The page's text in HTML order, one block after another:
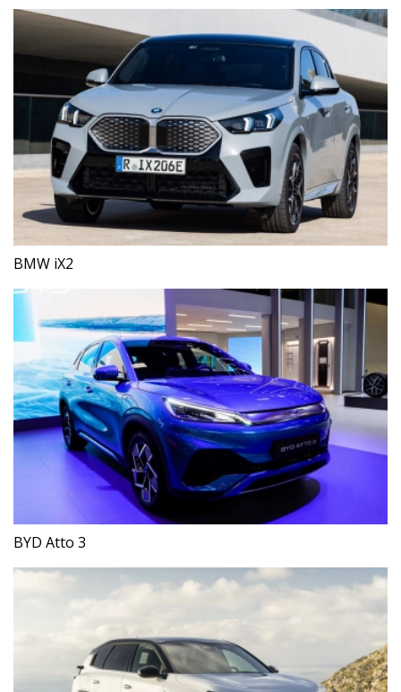
BMW iX2
BYD Atto 3